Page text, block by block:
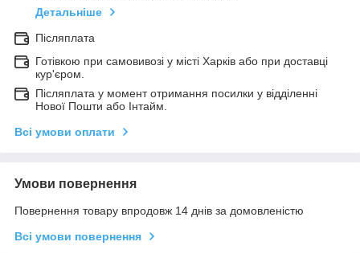
Детальніше
Післяплата
Готівкою при самовивозі у місті Харків або при доставці
кур'єром.
Післяплата у момент отримання посилки у відділенні
Нової Пошти або Інтайм.
Всі умови оплати
Умови повернення
Повернення товару впродовж 14 днів за домовленістю
Всі умови повернення